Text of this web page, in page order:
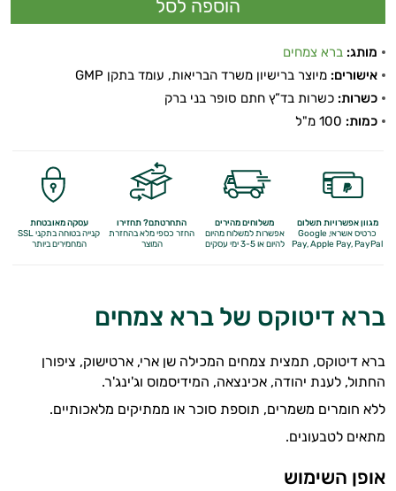
מותג: ברא צמחים
אישורים: מיוצר ברישיון משרד הבריאות, עומד בתקן GMP
כשרות: כשרות בד”ץ חתם סופר בני ברק
כמות:
מגוון אפשרויות תשלום
כרטיס אשראי, Google
Pay,Apple Pay, PayPal
משלוחים מהירים
אפשרות למשלוח מהיום
להיום או 3-5 ימי עסקים
התחרטתם? תחזירו
החזר כספי מלאבהחזרת
המוצר
עסקה מאובטחת
קנייה בטוחה בתקני SSL
המחמירים ביותר
ברא דיטוקס של ברא צמחים
ברא דיטוקס, תמצית צמחים המכילה שן ארי, ארטישוק, ציפורן
החתול, לענת יהודה, אכינצאה, המידיסמוס וג'ינג'ר.
ללא חומרים משמרים, תוספת סוכר או ממתיקים מלאכותיים.
מתאים לטבעונים.
אופן השימוש